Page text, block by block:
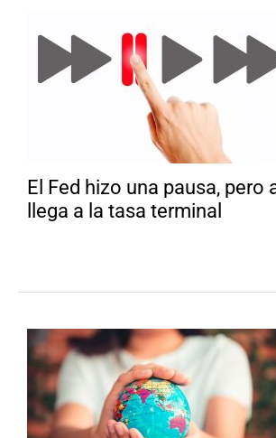
El Fed hizo una pausa, pero
llega a la tasa terminal